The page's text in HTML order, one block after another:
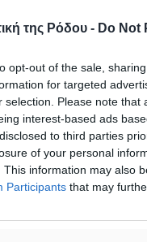
της Ρόδου - Do Not
opt-out of the sale,
for targeted
selection. Please note
interest-based ads
to third parties
of your personal
This information may also
Participants that may
ενίσχυση των νησιών
κοινοτήτων της
επιχειρώντας